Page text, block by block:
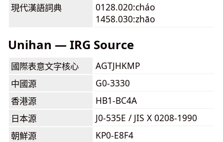
現代漢語詞典
0128.020:cháo
1458.030:zhāo
Unihan — IRG Source
國際表意文字核心
AGTJHKMP
中國源
G0-3330
香港源
HB1-BC4A
日本源
J0-535E / JIS X 0208-1990
朝鮮源
KP0-E8F4